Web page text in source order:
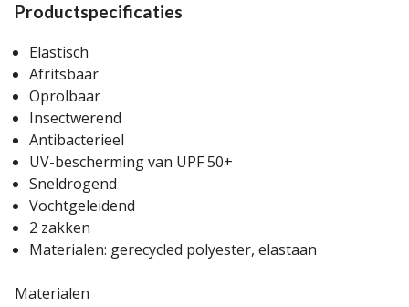
Productspecificaties
Elastisch
Afritsbaar
Oprolbaar
Insectwerend
Antibacterieel
UV-bescherming van UPF 50+
Sneldrogend
Vochtgeleidend
2 zakken
Materialen: gerecycled polyester, elastaan
Materialen